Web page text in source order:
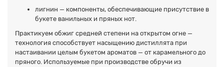
лигнин — компоненты, обеспечивающие присутствие в
букете ванильных и пряных нот.
Практикуем обжиг средней степени на открытом огне —
технология способствует насыщению дистиллята при
настаивании целым букетом ароматов — от карамельного до
пряного. Используемые при производстве обручи из